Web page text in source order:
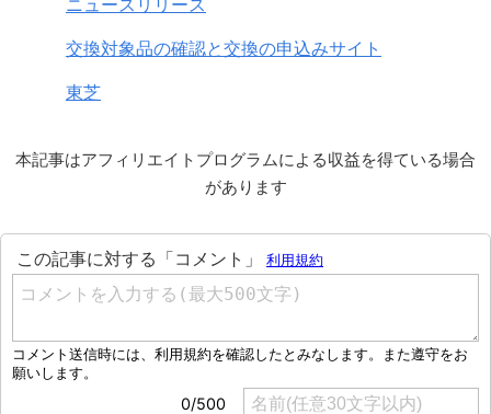
ニュースリリース
交換対象品の確認と交換の申込みサイト
東芝
本記事はアフィリエイトプログラムによる収益を得ている場合
があります